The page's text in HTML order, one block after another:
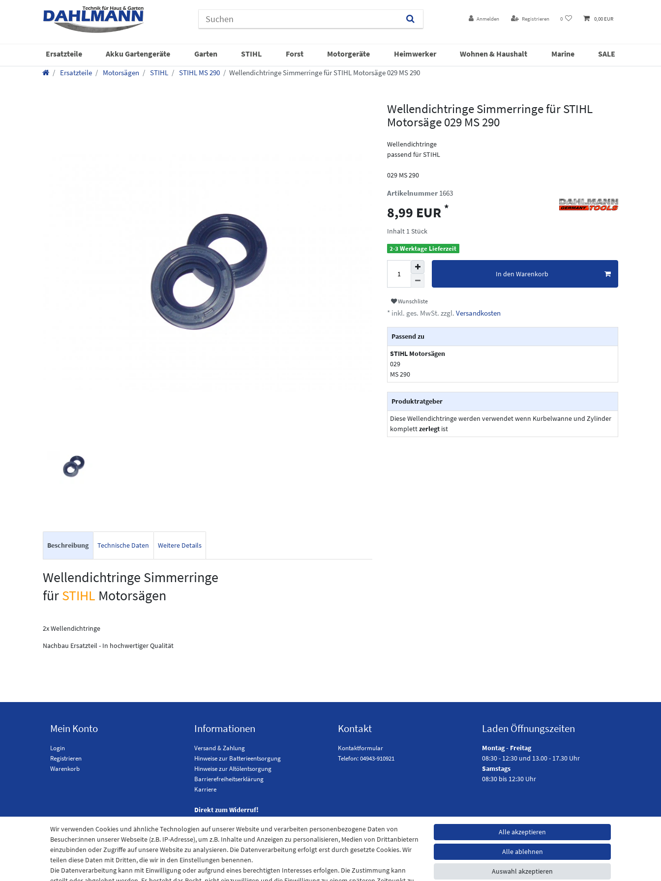
Anmelden Registrieren 0 0,00 EUR
Ersatzteile Akku Gartengeräte Garten STIHL Forst Motorgeräte Heimwerker Wohnen & Haushalt Marine SALE
Ersatzteile Motorsägen STIHL STIHL MS 290 Wellendichtringe Simmerringe für STIHL Motorsäge 029 MS 290
Wellendichtringe Simmerringe für STIHL
Motorsäge 029 MS 290
Wellendichtringe
passend für STIHL
029 MS 290
Artikelnummer 1663
8,99 EUR *
Inhalt 1Stück
2-3 Werktage Lieferzeit
In den Warenkorb
Wunschliste
* inkl. ges. MwSt. zzgl. Versandkosten
Passend zu
STIHL Motorsägen
029
MS 290
Produktratgeber
Diese Wellendichtringe werden verwendet wenn Kurbelwanne und Zylinder
komplettzerlegt ist
Beschreibung Technische Daten Weitere Details
Wellendichtringe Simmerringe
fürSTIHL Motorsägen
2x Wellendichtringe
Nachbau Ersatzteil - In hochwertiger Qualität
Mein Konto
Login
Registrieren
Warenkorb
Informationen
Versand & Zahlung
Hinweise zur Batterieentsorgung
Hinweise zur Altölentsorgung
Barrierefreiheitserklärung
Karriere
Direkt zum Widerruf!
Kontakt
Kontaktformular
Telefon: 04943-910921
Laden Öffnungszeiten
Montag - Freitag
08:30 - 12:30 und 13.00 - 17.30 Uhr
Samstags
08:30 bis 12:30 Uhr
Wir verwenden Cookies und ähnliche Technologien auf unserer Website und verarbeiten personenbezogene Daten von
Besucher:innen unserer Webseite (z.B. IP-Adresse), um z.B. Inhalte und Anzeigen zu personalisieren, Medien von Drittanbietern
einzubinden oder Zugriffe auf unsere Website zu analysieren. Die Datenverarbeitung erfolgt erst durch gesetzte Cookies. Wir
teilen diese Daten mit Dritten, die wir in den Einstellungen benennen.
Die Datenverarbeitung kann mit Einwilligung oder aufgrund eines berechtigten Interesses erfolgen. Die Zustimmung kann
Alle akzeptieren
Alle ablehnen
Auswahl akzeptieren